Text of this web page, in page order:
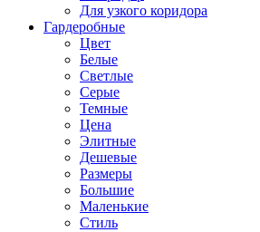
Для узкого коридора
Гардеробные
Цвет
Белые
Светлые
Серые
Темные
Цена
Элитные
Дешевые
Размеры
Большие
Маленькие
Стиль